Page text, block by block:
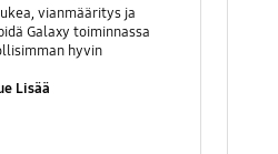
vianmääritys ja
Galaxy toiminnassa
hyvin
Lisää